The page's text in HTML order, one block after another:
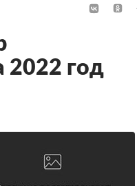
2022 год